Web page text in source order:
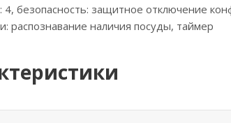
безопасность: защитное отключение
распознавание наличия посуды, таймер